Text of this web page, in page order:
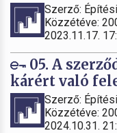
Szerző:
Közzétéve:
2023.11.17.
05. A
kárért való
Szerző:
Közzétéve:
2024.10.31.